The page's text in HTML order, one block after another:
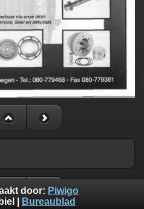
door: Piwigo
Bureaublad